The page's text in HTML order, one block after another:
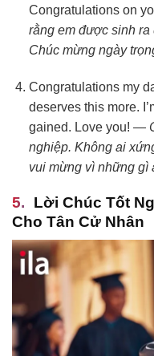
Congratulations on
rằng em được sinh
Chúc mừng ngày
Congratulations my
deserves this more.
gained. Love you! —
nghiệp. Không ai
vui mừng vì những gì
Lời Chúc Tốt
Cho Tân Cử Nhân